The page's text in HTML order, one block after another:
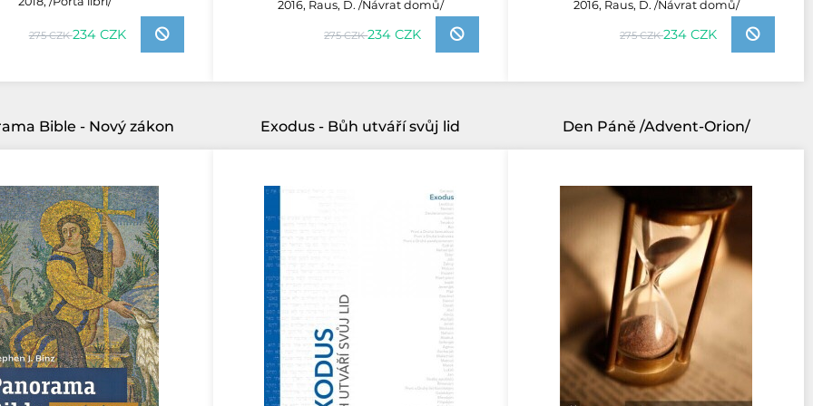
275 CZK234 CZK
2016, Raus, D. /Návrat domů/
275 CZK234 CZK
2016, Raus, D. /Návrat domů/
275 CZK234 CZK
Bible - Nový zákon Exodus - Bůh utváří svůj lid Den Páně /Advent-Orion/